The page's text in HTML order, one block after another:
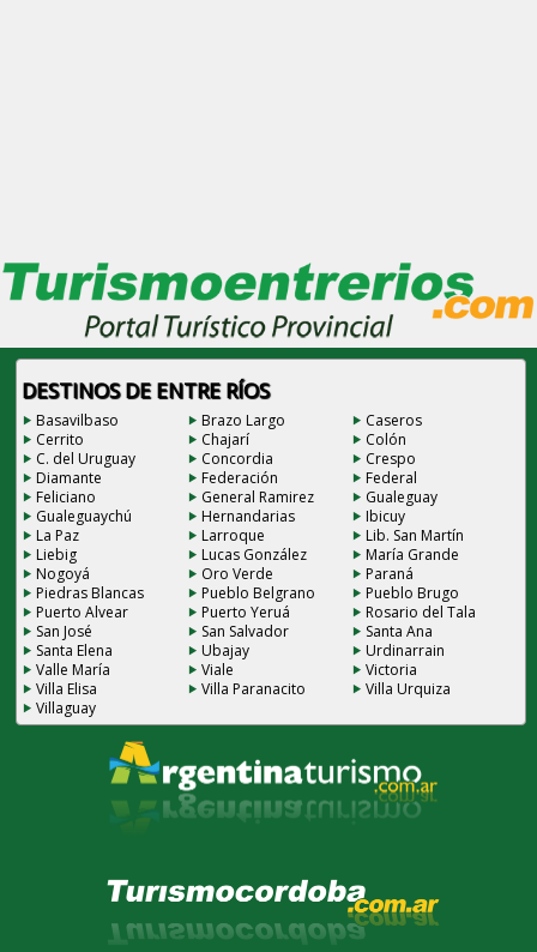
DESTINOS DE ENTRE RÍOS
Basavilbaso Brazo Largo
Caseros
Cerrito
Chajarí
Colón
C. del Uruguay
Concordia
Crespo
Diamante
Federación
Federal
Feliciano
General Ramirez
Gualeguay
Gualeguaychú
Hernandarias
Ibicuy
La Paz
Larroque
Lib. San Martín
Liebig
Lucas González
María Grande
Nogoyá
Oro Verde
Paraná
Piedras Blancas
Pueblo Belgrano
Pueblo Brugo
Puerto Alvear
Puerto Yeruá
Rosario del Tala
San José
San Salvador
Santa Ana
Santa Elena
Ubajay
Urdinarrain
Valle María
Viale
Victoria
Villa Elisa
Villa Paranacito
Villa Urquiza
Villaguay